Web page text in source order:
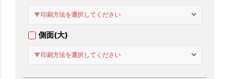
▼印刷方法を選択してください
側面(大)
▼印刷方法を選択してください